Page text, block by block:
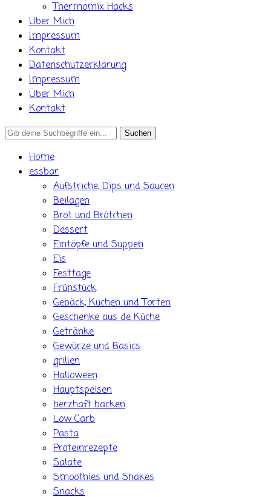
Thermomix Hacks
Über Mich
Impressum
Kontakt
Datenschutzerklärung
Impressum
Über Mich
Kontakt
Search
Home
essbar
Aufstriche, Dips und Saucen
Beilagen
Brot und Brötchen
Dessert
Eintöpfe und Suppen
Eis
Festtage
Frühstück
Gebäck, Kuchen und Torten
Geschenke aus de Küche
Getränke
Gewürze und Basics
grillen
Halloween
Hauptspeisen
herzhaft backen
Low Carb
Pasta
Proteinrezepte
Salate
Smoothies und Shakes
Snacks